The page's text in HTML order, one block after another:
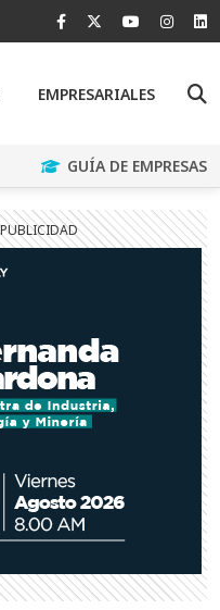
EMPRESARIALES
GUÍA DE EMPRESAS